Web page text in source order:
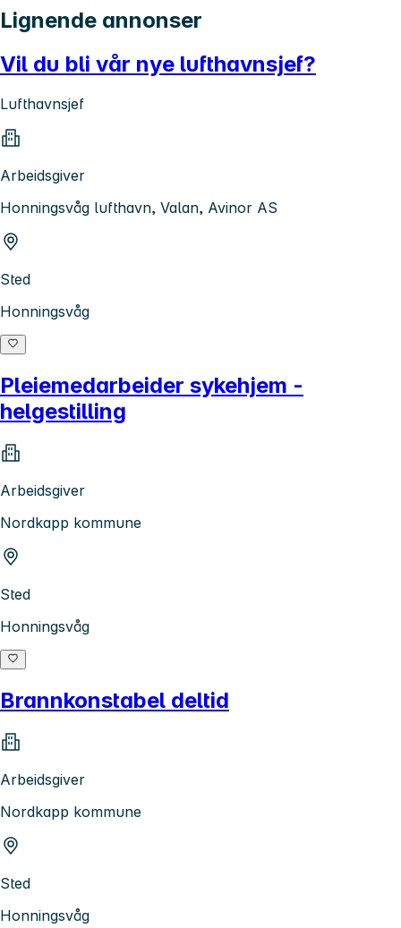
Lignende annonser
Vil du bli vår nye lufthavnsjef?
Lufthavnsjef
Arbeidsgiver
Honningsvåg lufthavn, Valan, Avinor AS
Sted
Honningsvåg
Pleiemedarbeider sykehjem -
helgestilling
Arbeidsgiver
Nordkapp kommune
Sted
Honningsvåg
Brannkonstabel deltid
Arbeidsgiver
Nordkapp kommune
Sted
Honningsvåg